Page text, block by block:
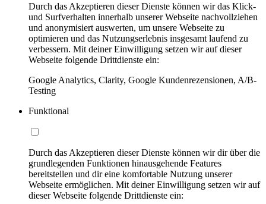
Durch das Akzeptieren dieser Dienste können wir das Klick-
und Surfverhalten innerhalb unserer Webseite nachvollziehen
und anonymisiert auswerten, um unsere Webseite zu
optimieren und das Nutzungserlebnis insgesamt laufend zu
verbessern. Mit deiner Einwilligung setzen wir auf dieser
Webseite folgende Drittdienste ein:
Google Analytics, Clarity, Google Kundenrezensionen, A/B-
Testing
Funktional
Durch das Akzeptieren dieser Dienste können wir dir über die
grundlegenden Funktionen hinausgehende Features
bereitstellen und dir eine komfortable Nutzung unserer
Webseite ermöglichen. Mit deiner Einwilligung setzen wir auf
dieser Webseite folgende Drittdienste ein: